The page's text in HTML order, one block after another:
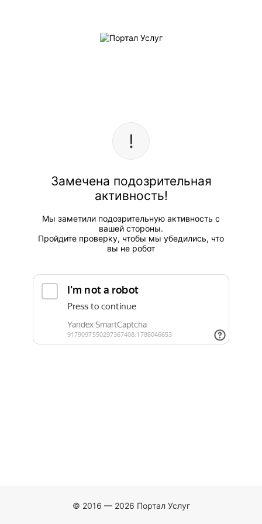
Замечена подозрительная
активность!
Мы заметили подозрительную активность с
вашей стороны.
Пройдите проверку, чтобы мы убедились, что
вы не робот
© 2016 — 2026 Портал Услуг